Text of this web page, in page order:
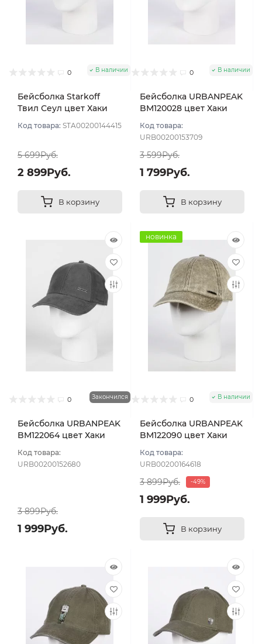
0 В наличии
Бейсболка Starkoff
Твил Сеул цвет Хаки
Код товара: STA00200144415
5 699Руб.
2 899Руб.
В корзину
0 В наличии
Бейсболка URBANPEAK
BM120028 цвет Хаки
Код товара:
URB00200153709
3 599Руб.
1 799Руб.
В корзину
0 Закончился
Бейсболка URBANPEAK
BM122064 цвет Хаки
Код товара:
URB00200152680
3 899Руб.
1 999Руб.
новинка
0 В наличии
Бейсболка URBANPEAK
BM122090 цвет Хаки
Код товара:
URB00200164618
3 899Руб. -49%
1 999Руб.
В корзину